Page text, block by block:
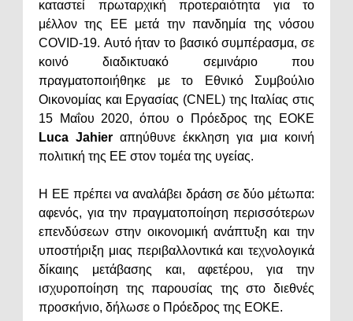
καταστεί πρωταρχική προτεραιότητα για το
μέλλον της ΕΕ μετά την πανδημία της νόσου
COVID-19. Αυτό ήταν το βασικό συμπέρασμα, σε
κοινό διαδικτυακό σεμινάριο που
πραγματοποιήθηκε με το Εθνικό Συμβούλιο
Οικονομίας και Εργασίας (CNEL) της Ιταλίας στις
15 Μαΐου 2020, όπου ο Πρόεδρος της ΕΟΚΕ
Luca Jahier απηύθυνε έκκληση για μια κοινή
πολιτική της ΕΕ στον τομέα της υγείας.
Η ΕΕ πρέπει να αναλάβει δράση σε δύο μέτωπα:
αφενός, για την πραγματοποίηση περισσότερων
επενδύσεων στην οικονομική ανάπτυξη και την
υποστήριξη μιας περιβαλλοντικά και τεχνολογικά
δίκαιης μετάβασης και, αφετέρου, για την
ισχυροποίηση της παρουσίας της στο διεθνές
προσκήνιο, δήλωσε ο Πρόεδρος της ΕΟΚΕ.